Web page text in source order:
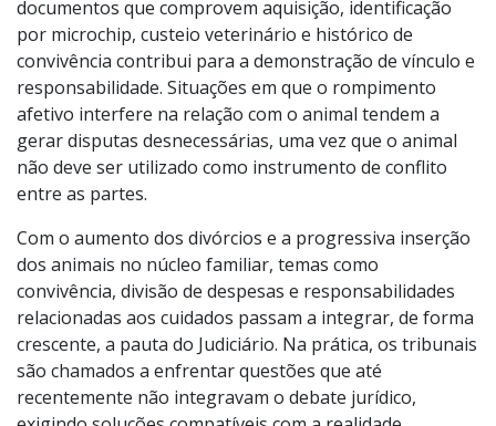
Ela orienta que casais com animais estabeleçam
acordos claros desde o início da separação, a fim de
evitar litígios prolongados. A formalização de
documentos que comprovem aquisição, identificação
por microchip, custeio veterinário e histórico de
convivência contribui para a demonstração de vínculo e
responsabilidade. Situações em que o rompimento
afetivo interfere na relação com o animal tendem a
gerar disputas desnecessárias, uma vez que o animal
não deve ser utilizado como instrumento de conflito
entre as partes.
Com o aumento dos divórcios e a progressiva inserção
dos animais no núcleo familiar, temas como
convivência, divisão de despesas e responsabilidades
relacionadas aos cuidados passam a integrar, de forma